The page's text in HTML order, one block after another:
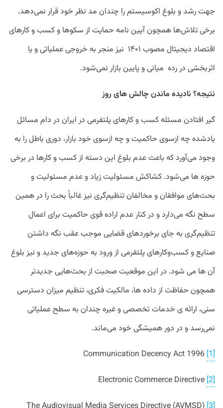
جهت رشد و بلوغ اکوسیستم را چندان مد نظر خود قرار نمی‌دهد.
برخی تلاش‌ها همچون آیین نامه حمایت از سکوها و کسب و کارهای
اقتصاد دیجیتال مصوب ۱۴۰۱ نیز منجر به خروجی عملیاتی و یا
اثربخشی در رده میانی و پایین بازار نمی‌شود.
نتیجه؟ نادیده ماندن چالش های روز
گیر افتادن مسئله کسب و کارهای پلتفرمی در ایران در دام مسائل
یادشده چه ازسوی حاکمیت و چه ازسوی خود بازار، دوری باطل را به
وجود می‌آورد که باعث عدم بلوغ این دسته از کسب و کارها در برخی
حوزه ها می‌شود. کشاکش مسئولیت زیاد و عدم مسئولیت و
بحث‌های موافقان و مخالفان تنظیم‌گری نیز غالباً بحث را در همین
سطح نگه می‌دارد و در کنار عدم اراده قوی حاکمیت برای اعمال
تنظیم‌گری به جای برخوردهای قضایی موجب عقب نگه داشتن
صنایع و کسب‌وکارهای پلتفرمی از ورود به حوزه‌های جدید و نیز بلوغ
آن ها می شود. در این موقعیت صحبت از بحث‌هایی جدیدتر
همچون حفاظت از داده ها، مالکیت فکری، تنظیم میزان دسترسی
سنی، ارائه ی خدمات تخصصی و غیره چندان به سطح عملیاتی
نمی‌رسد و در دور همیشگی خود می‌ماند.
[1]
[2]